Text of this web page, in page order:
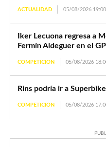
ACTUALIDAD 05/08/2026
Iker Lecuona regresa a
Fermín Aldeguer en el
COMPETICION 05/08/2026
Rins podría ir a
COMPETICION 05/08/2026